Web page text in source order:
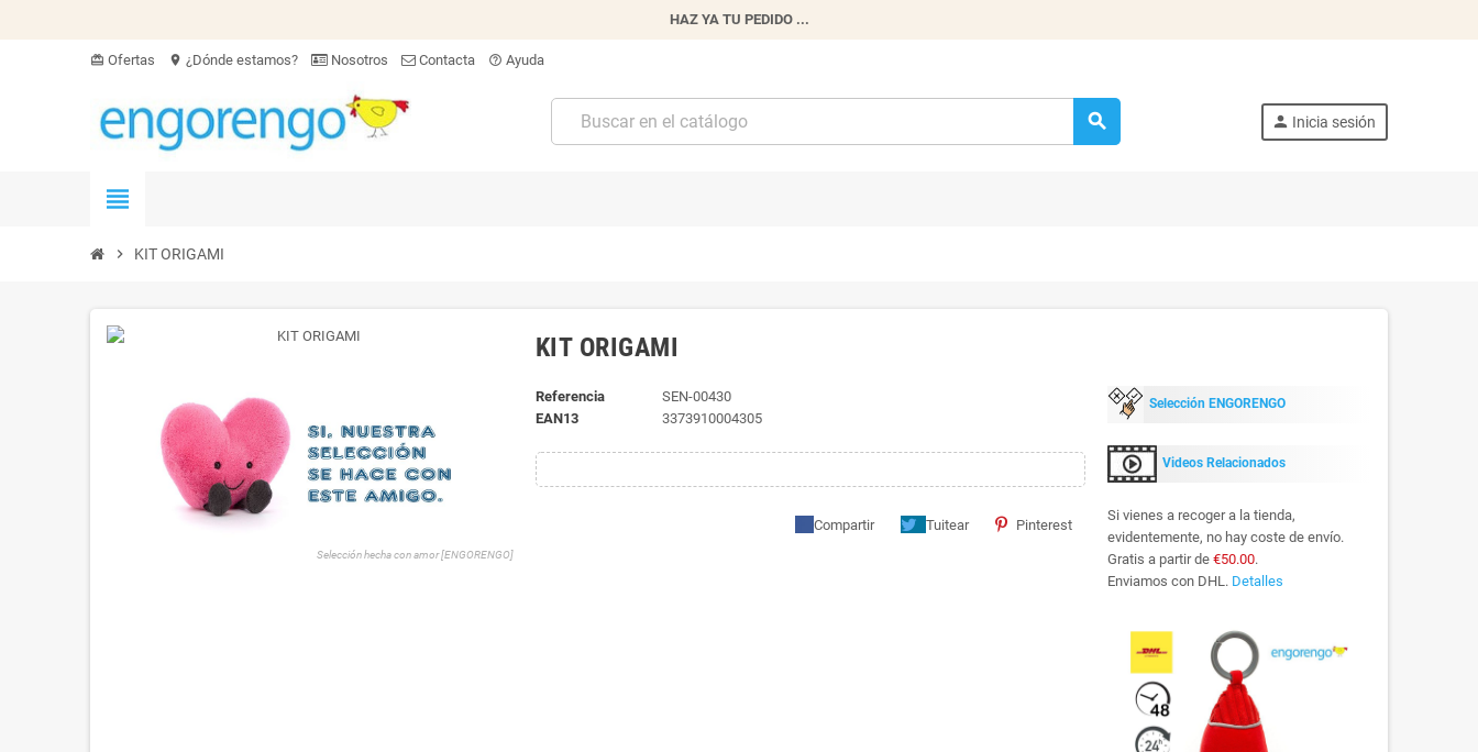
HAZ YA TU PEDIDO ...
card_giftcard Ofertas location_on ¿Dónde estamos? Nosotros Contacta help_outline Ayuda
search person Inicia sesión
view_headline
chevron_right KIT ORIGAMI
Selección hecha con amor [ENGORENGO]
KIT ORIGAMI
Referencia
SEN-00430
EAN13
3373910004305
Compartir Tuitear Pinterest
Selección ENGORENGO
Videos Relacionados
Si vienes a recoger a la tienda,
evidentemente, no hay coste de envío.
Gratis a partir de €50.00.
Enviamos con DHL. Detalles